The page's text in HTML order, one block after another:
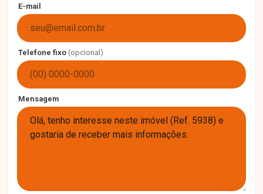
E-mail
Telefone fixo (opcional)
Mensagem